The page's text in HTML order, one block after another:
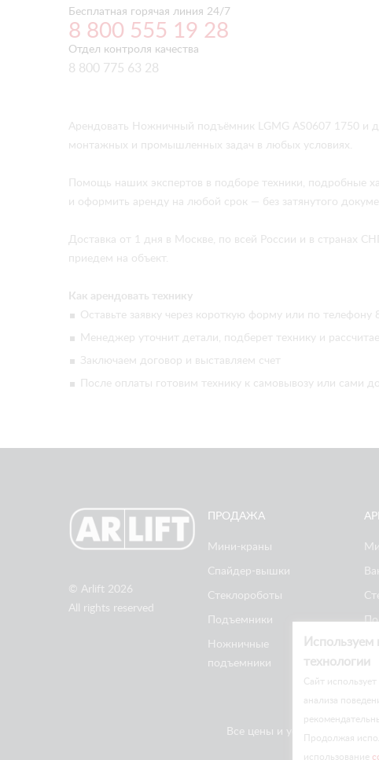
Бесплатная горячая линия 24/7
8 800 555 19 28
Отдел контроля качества
8 800 775 63 28
Арендовать Ножничный подъёмник LGMG AS0607 1750 и
монтажных и промышленных задач в любых условиях.
Помощь наших экспертов в подборе техники, подробные
и оформить аренду на любой срок — без затянутого
Доставка от 1 дня в Москве, по всей России и в странах
приедем на объект.
Как арендовать технику
Оставьте заявку через короткую форму или по телефону
Менеджер уточнит детали, подберет технику и
Заключаем договор и выставляем счет
После оплаты готовим технику к самовывозу или сами
© Arlift 2026
All rights reserved
ПРОДАЖА
Мини-краны
Спайдер-вышки
Стеклороботы
Подъемники
Ножничные
подъемники
Все цены и условия на
Используем
технологии
Cайт
анализа
Продолжая
использование